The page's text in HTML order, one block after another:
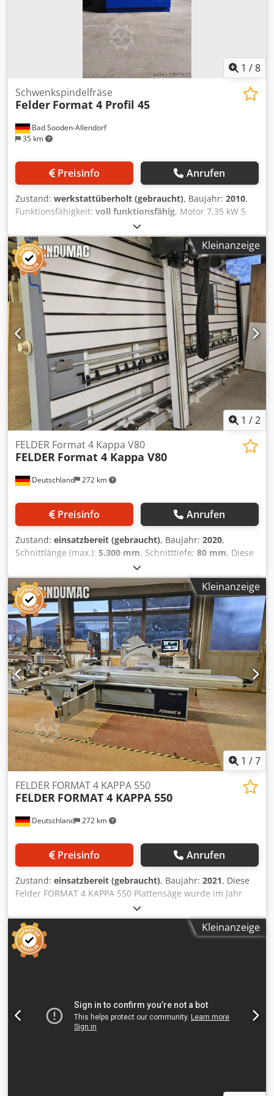
1 /8
Bad Sooden-Allendorf
35 km
Schwenkspindelfräse
Felder Format 4 Profil 45
Preisinfo Anrufen
Zustand: werkstattüberholt (gebraucht), Baujahr: 2010,
Funktionsfähigkeit: voll funktionsfähig, Motor 7,35 kW 5
Drehzahlen 3500-10000 min–1 Frässpindelschwenkung 0-
45° Schiebetischlänge 1300mm Chedpoxbq Ulefx Ad Ssa
elektrische Höhen-und Schwenkverstellung elektr.
verstellbarer Fräsanschlag Fräsanschlag komplett
wegklappbar max. Werkzeugdurchmesser 250mm
Anschlagbacken Alu 550 mm Centrex-Frässchutz Gewicht
ca. 700 kg
Kleinanzeige
1 /2
Deutschland 272 km
FELDER Format 4 Kappa V80
FELDER Format 4 Kappa V80
Preisinfo Anrufen
Zustand: einsatzbereit (gebraucht), Baujahr: 2020,
Schnittlänge (max.): 5.300 mm, Schnitttiefe: 80 mm, Diese
Felder Format 4 Kappa V80 Plattensäge wurde im Jahr 2020
hergestellt. Sie verfügt über einen leistungsstarken 5,5 kW
Motor, einen Sägeblattdurchmesser von 300 mm und kann
Schnittlängen bis zu 5300 mm und Höhen bis zu 2200 mm
bewältigen. Ideal für den präzisen Zuschnitt großer
Platten. Kontaktieren Sie uns für weitere Informationen zu
dieser Maschine. Chjdpfjx D D Scex Ad Ssa • Motorleistung
des Sägeaggregats: 5,5 kW • Durchmesser Sägeblatt: 300
mm • Schnitttiefe: 80 mm • Schnittlänge: 5300 mm •
Schnitthöhe: 2200 mm • Maximaler horizontaler Schnitt:
2080 mm
Kleinanzeige
1 /7
Deutschland 272 km
FELDER FORMAT 4 KAPPA 550
FELDER FORMAT 4 KAPPA 550
Preisinfo Anrufen
Zustand: einsatzbereit (gebraucht), Baujahr: 2021, Diese
Felder FORMAT 4 KAPPA 550 Plattensäge wurde im Jahr
2021 hergestellt. Sie verfügt über eine Formatkreissäge mit
einem Sägeblattdurchmesser von 250-550 mm und einer
Schnitthöhe von 202 mm bei 90° und 140 mm bei 45°. Sie
unterstützt drei Drehzahlen: 3000, 4000 und 5000
Umdrehungen pro Minute, mit einer Schnittbreite von
Kontaktieren Sie uns für weitere Informationen. •
Sägeblattdurchmesser: 250-550 mm • Schnitthöhe: 202
mm (90°), 140 mm (45°) • Sägeblatt-Drehzahlen: 3000 /
Kleinanzeige